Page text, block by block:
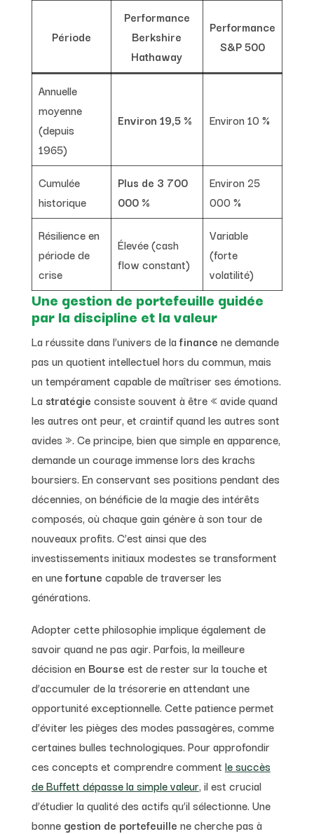
Période
Performance
Berkshire
Hathaway
Performance
S&P 500
Annuelle
moyenne
(depuis
1965)
Environ 19,5 % Environ 10 %
Cumulée
historique
Plus de 3 700
000 %
Environ 25
000 %
Résilience en
période de
crise
Élevée (cash
flow constant)
Variable
(forte
volatilité)
Une gestion de portefeuille guidée
par la discipline et la valeur
La réussite dans l’univers de la finance ne demande
pas un quotient intellectuel hors du commun, mais
un tempérament capable de maîtriser ses émotions.
La stratégie consiste souvent à être « avide quand
les autres ont peur, et craintif quand les autres sont
avides ». Ce principe, bien que simple en apparence,
demande un courage immense lors des krachs
boursiers. En conservant ses positions pendant des
décennies, on bénéficie de la magie des intérêts
composés, où chaque gain génère à son tour de
nouveaux profits. C’est ainsi que des
investissements initiaux modestes se transforment
en unefortune capable de traverser les
générations.
Adopter cette philosophie implique également de
savoir quand ne pas agir. Parfois, la meilleure
décision en Bourse est de rester sur la touche et
d’accumuler de la trésorerie en attendant une
opportunité exceptionnelle. Cette patience permet
d’éviter les pièges des modes passagères, comme
certaines bulles technologiques. Pour approfondir
ces concepts et comprendre comment le succès
de Buffett dépasse la simple valeur, il est crucial
d’étudier la qualité des actifs qu’il sélectionne. Une
bonne gestion de portefeuille ne cherche pas à